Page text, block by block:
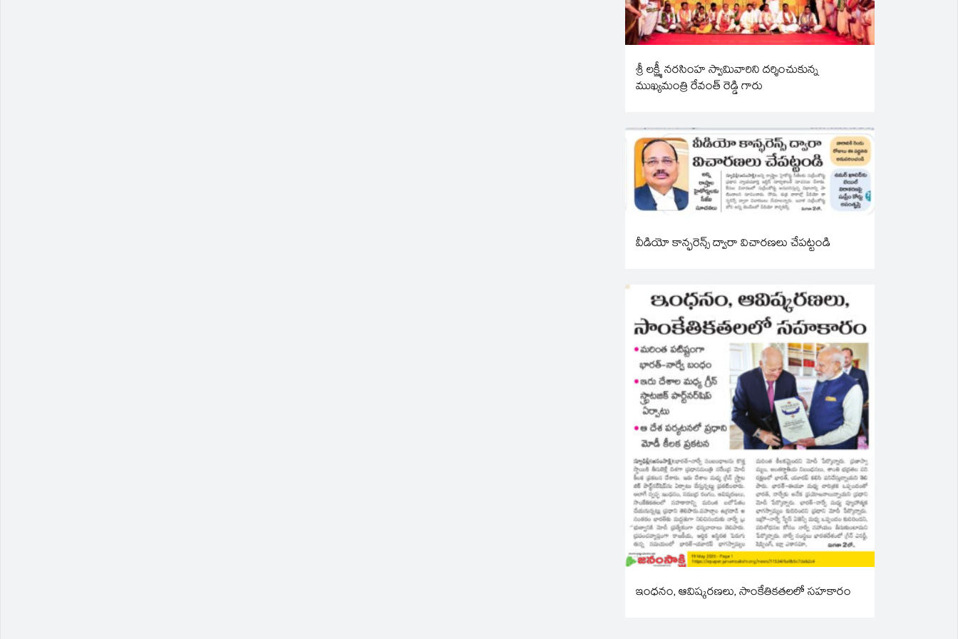
శ్రీ లక్ష్మీ నరసింహ స్వామివారిని దర్శించుకున్న
ముఖ్యమంత్రి రేవంత్ రెడ్డి గారు
వీడియో కాన్ఫరెన్స్ ద్వారా విచారణలు చేపట్టండి
ఇంధనం, ఆవిష్కరణలు, సాంకేతికతలలో సహకారం